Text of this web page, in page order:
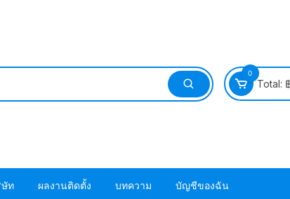
0
Total:
ท ผลงานติดตั้ง บทความ บัญชีของฉัน